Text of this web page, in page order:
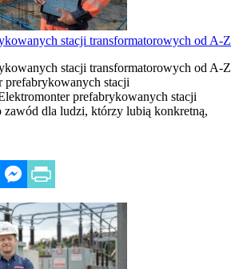
stacji transformatorowych od A-Z
stacji transformatorowych od A-Z
prefabrykowanych stacji
prefabrykowanych stacji
zawód dla ludzi, którzy lubią konkretną,